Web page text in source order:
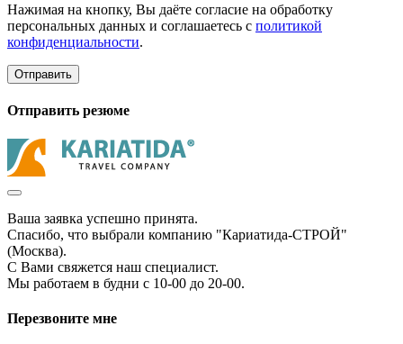
Нажимая на кнопку, Вы даёте согласие на обработку
персональных данных и соглашаетесь с политикой
конфиденциальности.
Отправить
Отправить резюме
Ваша заявка успешно принята.
Спасибо, что выбрали компанию "Кариатида-СТРОЙ"
(Москва).
С Вами свяжется наш специалист.
Мы работаем в будни с 10-00 до 20-00.
Перезвоните мне